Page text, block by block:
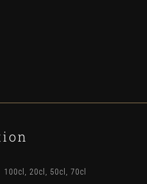
100cl, 20cl, 50cl, 70cl